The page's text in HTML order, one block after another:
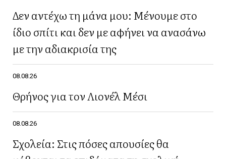
Δεν αντέχω τη μάνα μου: Μένουμε στο
ίδιο σπίτι και δεν με αφήνει να ανασάνω
με την αδιακρισία της
08.08.26
Θρήνος για τον Λιονέλ Μέσι
08.08.26
Σχολεία: Στις πόσες απουσίες θα